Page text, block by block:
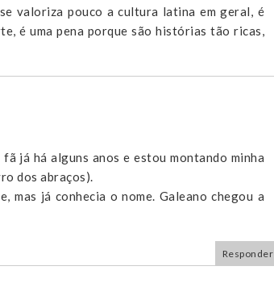
valoriza pouco a cultura latina em geral, é
é uma pena porque são histórias tão ricas,
já há alguns anos e estou montando minha
dos abraços).
mas já conhecia o nome. Galeano chegou a
Responder